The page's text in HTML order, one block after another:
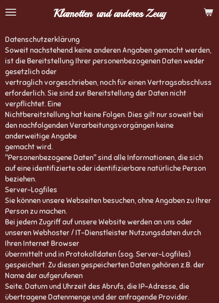
Zum
Klamotten und anderes Zeug
Datenschutzerklärung
Soweit nachstehend keine anderen Angaben gemacht werden,
ist die Bereitstellung Ihrer personenbezogenen Daten weder
gesetzlich oder
vertraglich vorgeschrieben, noch für einen Vertragsabschluss
erforderlich. Sie sind zur Bereitstellung der Daten nicht
verpflichtet. Eine
Nichtbereitstellung hat keine Folgen. Dies gilt nur soweit bei
den nachfolgenden Verarbeitungsvorgängen keine
anderweitige Angabe
gemacht wird.
"Personenbezogene Daten" sind alle Informationen, die sich
auf eine identifizierte oder identifizierbare natürliche Person
beziehen.
Server-Logfiles
Sie können unsere Webseiten besuchen, ohne Angaben zu Ihrer
Person zu machen.
Bei jedem Zugriff auf unsere Website werden an uns oder
unseren Webhoster / IT-Dienstleister Nutzungsdaten durch
Ihren Internet Browser
übermittelt und in Protokolldaten (sog. Server-Logfiles)
gespeichert. Zu diesen gespeicherten Daten gehören z.B. der
Name der aufgerufenen
Seite, Datum und Uhrzeit des Abrufs, die IP-Adresse, die
übertragene Datenmenge und der anfragende Provider.